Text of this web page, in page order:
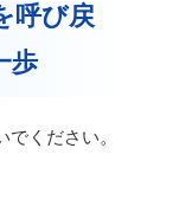
呼び戻
歩
ください。